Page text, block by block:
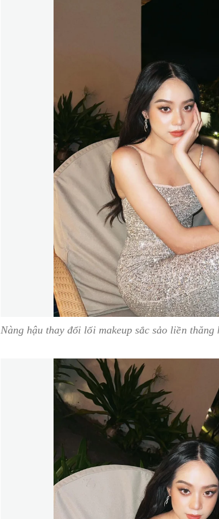
Nàng hậu thay đổi lối makeup sắc sảo liền thăng